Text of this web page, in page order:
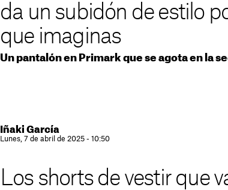
da un subidón de estilo
que imaginas
Un pantalón en Primark que se agota en la
Iñaki García
Lunes, 7 de abril de 2025 - 10:50
Los shorts de vestir que